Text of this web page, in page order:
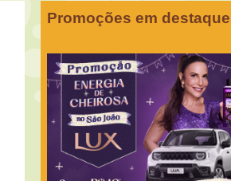
Promoções em destaque